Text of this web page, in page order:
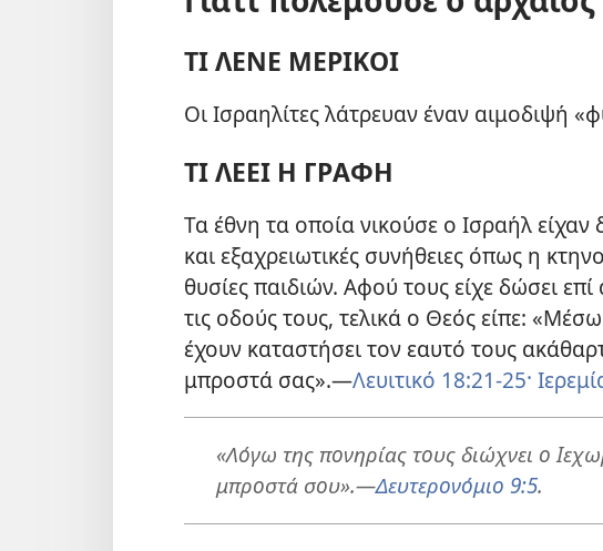
ΤΙ ΛΕΝΕ ΜΕΡΙΚΟΙ
Οι Ισραηλίτες λάτρευαν έναν αιμοδιψή
ΤΙ ΛΕΕΙ Η ΓΡΑΦΗ
Τα έθνη τα οποία νικούσε ο Ισραήλ
και εξαχρειωτικές συνήθειες όπως η
θυσίες παιδιών. Αφού τους είχε δώσει
τις οδούς τους, τελικά ο Θεός είπε:
έχουν καταστήσει τον εαυτό τους
μπροστά σας».​—Λευιτικό 18:21-25·
«Λόγω της πονηρίας τους διώχνει ο
μπροστά σου».​—Δευτερονόμιο 9:5.